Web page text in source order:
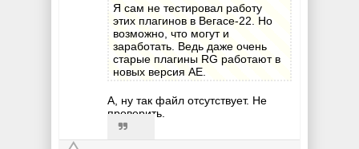
Я сам не тестировал работу
этих плагинов в Вегасе-22. Но
возможно, что могут и
заработать. Ведь даже очень
старые плагины RG работают в
новых версия AE.
А, ну так файл отсутствует. Не
проверить.